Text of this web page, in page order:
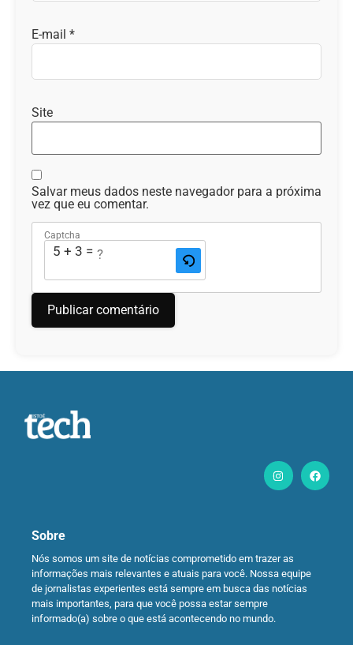
E-mail *
Site
Salvar meus dados neste navegador para a próxima
vez que eu comentar.
Captcha
5 + 3 = ?
Sobre
Nós somos um site de notícias comprometido em trazer as
informações mais relevantes e atuais para você. Nossa equipe
de jornalistas experientes está sempre em busca das notícias
mais importantes, para que você possa estar sempre
informado(a) sobre o que está acontecendo no mundo.